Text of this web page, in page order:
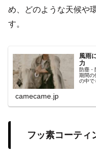
め、どのような天候や
す。
風雨
力
防塵・
期間の
の中で
環境
た撮
しむこ
camecame.jp
フッ素コーティ